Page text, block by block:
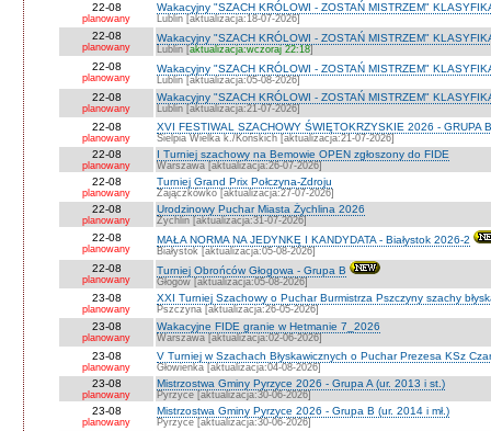
22-08
planowany
Wakacyjny "SZACH KRÓLOWI - ZOSTAŃ MISTRZEM"
Lublin [aktualizacja:18-07-2026]
22-08
planowany
Wakacyjny "SZACH KRÓLOWI - ZOSTAŃ MISTRZEM"
Lublin [aktualizacja:wczoraj 22:18]
22-08
planowany
Wakacyjny "SZACH KRÓLOWI - ZOSTAŃ MISTRZEM"
Lublin [aktualizacja:05-08-2026]
22-08
planowany
Wakacyjny "SZACH KRÓLOWI - ZOSTAŃ MISTRZEM"
Lublin [aktualizacja:21-07-2026]
22-08
planowany
XVI FESTIWAL SZACHOWY ŚWIĘTOKRZYSKIE 2026 - GRUPA B
Sielpia Wielka k./Końskich [aktualizacja:21-07-2026]
22-08
planowany
I Turniej szachowy na Bemowie OPEN zgłoszony do FIDE
Warszawa [aktualizacja:26-07-2026]
22-08
planowany
Turniej Grand Prix Połczyna-Zdroju
Zajączkówko [aktualizacja:27-07-2026]
22-08
planowany
Urodzinowy Puchar Miasta Żychlina 2026
Żychlin [aktualizacja:31-07-2026]
22-08
planowany
MAŁA NORMA NA JEDYNKĘ I KANDYDATA - Białystok 2026-2
Białystok [aktualizacja:05-08-2026]
22-08
planowany
Turniej Obrońców Głogowa - Grupa B
Głogów [aktualizacja:05-08-2026]
23-08
planowany
XXI Turniej Szachowy o Puchar Burmistrza Pszczyny szachy
Pszczyna [aktualizacja:26-05-2026]
23-08
planowany
Wakacyjne FIDE granie w Hetmanie 7_2026
Warszawa [aktualizacja:02-06-2026]
23-08
planowany
V Turniej w Szachach Błyskawicznych o Puchar Prezesa KSz
Głowienka [aktualizacja:04-08-2026]
23-08
planowany
Mistrzostwa Gminy Pyrzyce 2026 - Grupa A (ur. 2013 i st.)
Pyrzyce [aktualizacja:30-06-2026]
23-08
planowany
Mistrzostwa Gminy Pyrzyce 2026 - Grupa B (ur. 2014 i mł.)
Pyrzyce [aktualizacja:30-06-2026]